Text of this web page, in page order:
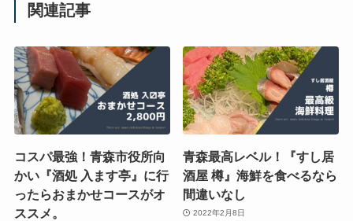
関連記事
コスパ最強！青森市役所向
かい『酒処 入ます亭』に行
ったらおまかせコースがオ
ススメ。
青森最高レベル！『すし居
酒屋 樽』海鮮を食べるなら
間違いなし
2022年2月8日